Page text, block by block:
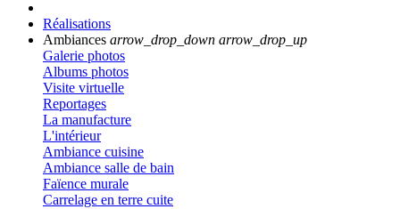
Réalisations
Ambiances arrow_drop_down arrow_drop_up
Galerie photos
Albums photos
Visite virtuelle
Reportages
La manufacture
L'intérieur
Ambiance cuisine
Ambiance salle de bain
Faïence murale
Carrelage en terre cuite